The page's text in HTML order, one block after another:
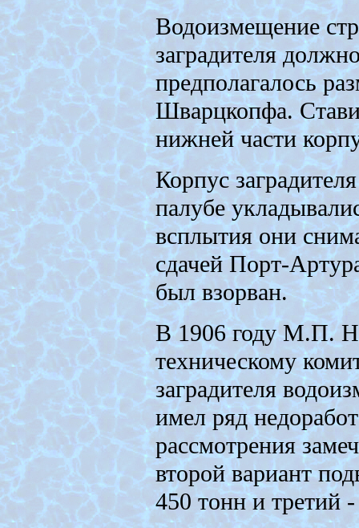
Водоизмещение
заградителя
предполагалось
Шварцкопфа.
нижней части
Корпус
палубе
всплытия они
сдачей Порт-
был взорван.
В 1906 году М.П.
техническому
заградителя
имел ряд
рассмотрения
второй вариант
450 тонн и третий